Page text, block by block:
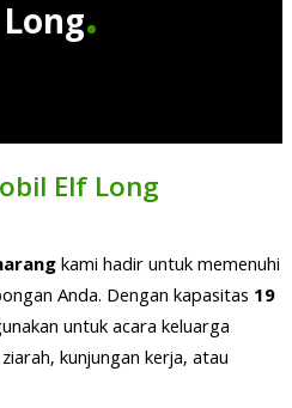
.
Elf Long
kami hadir untuk memenuhi
Anda. Dengan kapasitas 19
untuk acara keluarga
kunjungan kerja, atau